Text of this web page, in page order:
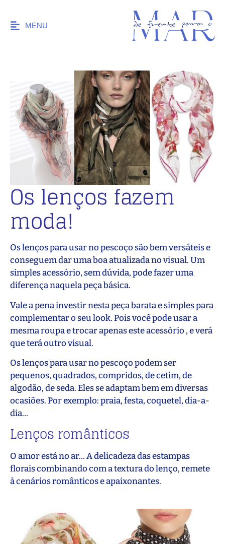
MENU
Os lenços fazem
moda!
Os lenços para usar no pescoço são bem versáteis e
conseguem dar uma boa atualizada no visual. Um
simples acessório, sem dúvida, pode fazer uma
diferença naquela peça básica.
Vale a pena investir nesta peça barata e simples para
complementar o seu look. Pois você pode usar a
mesma roupa e trocar apenas este acessório , e verá
que terá outro visual.
Os lenços para usar no pescoço podem ser
pequenos, quadrados, compridos, de cetim, de
algodão, de seda. Eles se adaptam bem em diversas
ocasiões. Por exemplo: praia, festa, coquetel, dia-a-
dia…
Lenços românticos
O amor está no ar… A delicadeza das estampas
florais combinando com a textura do lenço, remete
à cenários românticos e apaixonantes.